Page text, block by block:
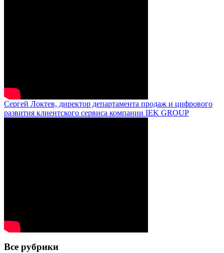
Сергей Локтев, директор департамента продаж и цифрового
развития клиентского сервиса компании IEK GROUP
Все рубрики